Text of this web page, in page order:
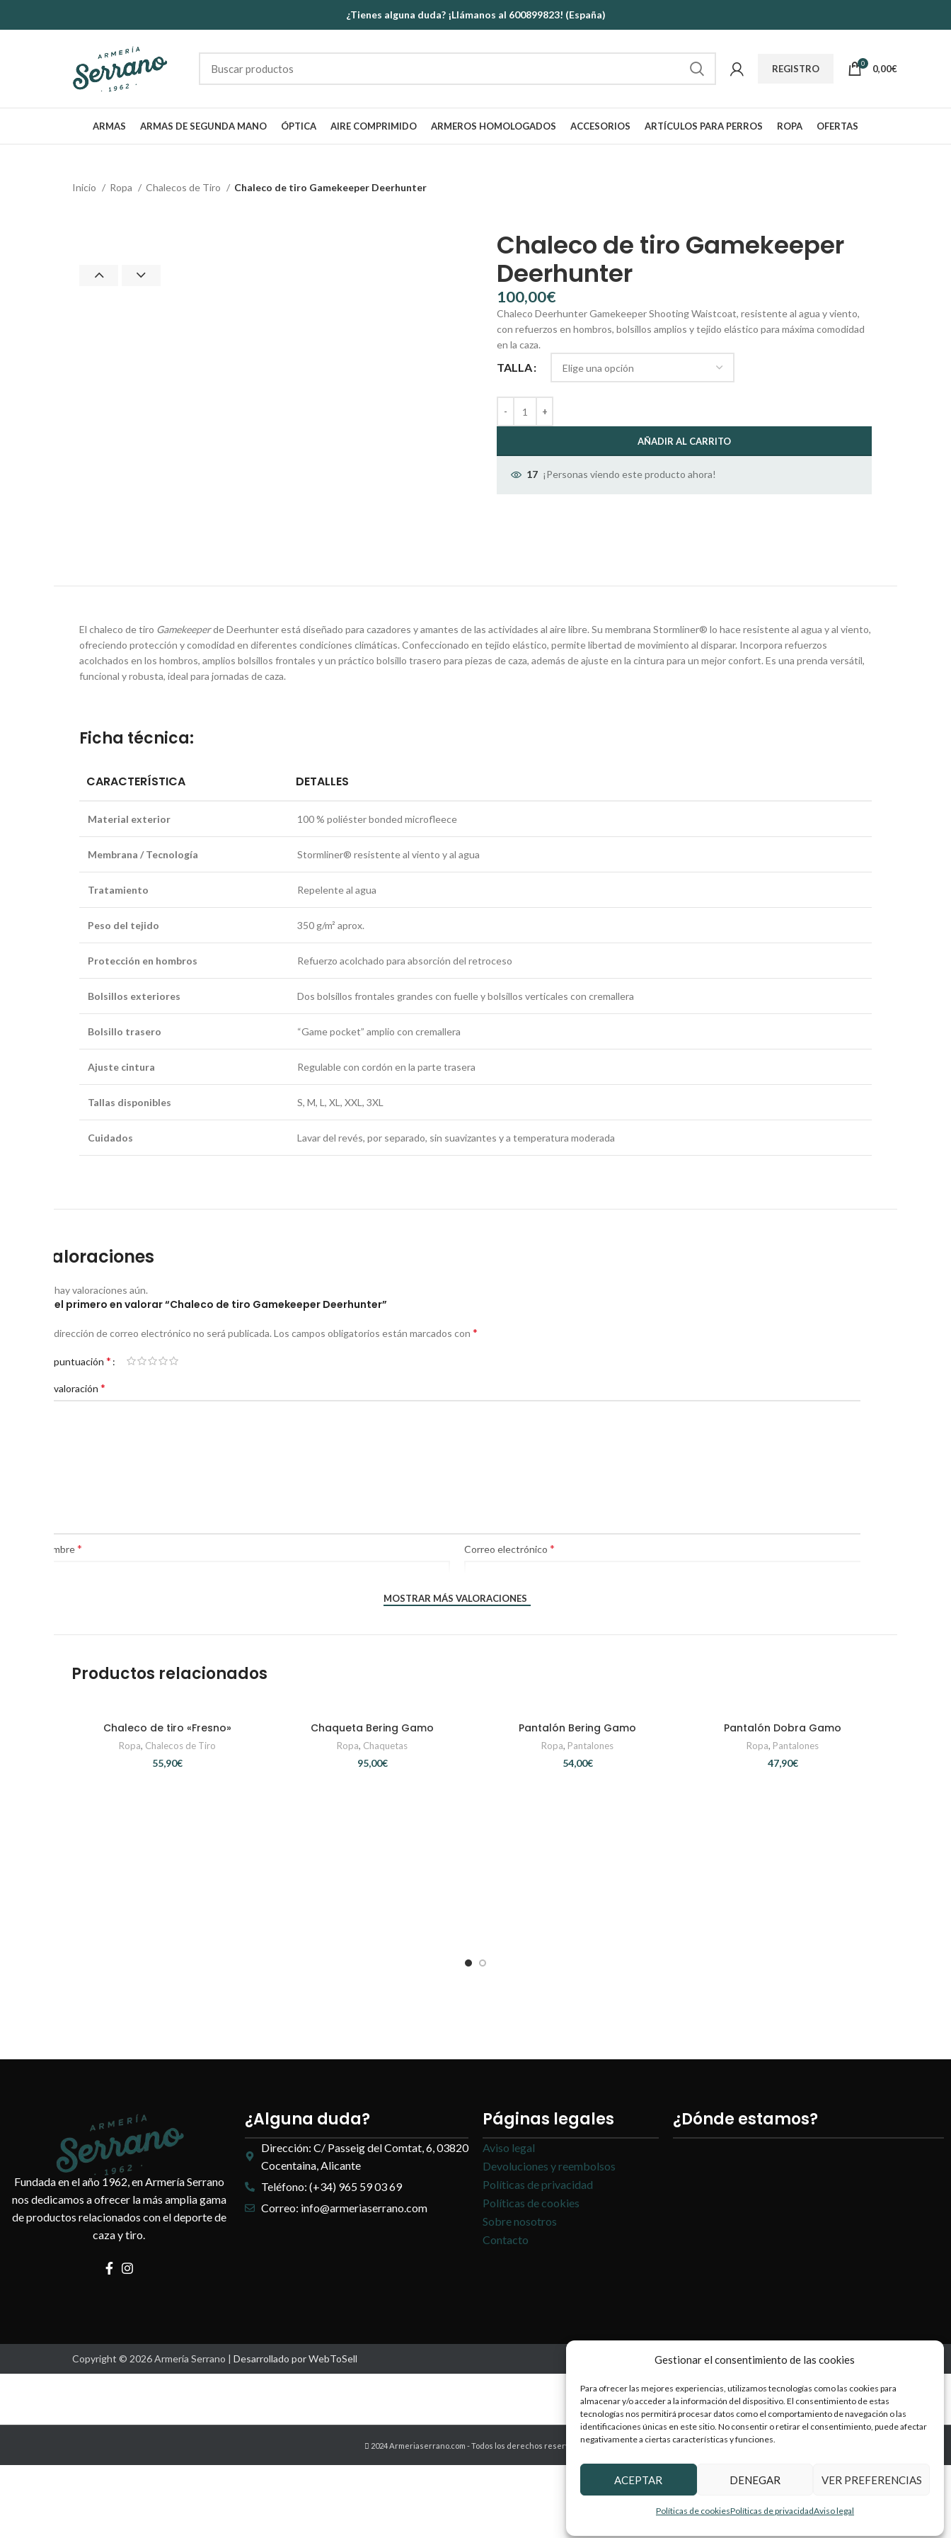
Gestionar el consentimiento de las cookies
Para ofrecer las mejores experiencias, utilizamos tecnologías como las cookies para
almacenar y/o acceder a la información del dispositivo. El consentimiento de estas
tecnologías nos permitirá procesar datos como el comportamiento de navegación o las
identificaciones únicas en este sitio. No consentir o retirar el consentimiento, puede afectar
negativamente a ciertas características y funciones.
ACEPTAR DENEGAR VER PREFERENCIAS
Políticas de cookiesPolíticas de privacidadAviso legal
¿Tienes alguna duda? ¡Llámanos al 600899823! (España)
REGISTRO 0 0,00€
ARMAS ARMAS DE SEGUNDA MANO ÓPTICA AIRE COMPRIMIDO ARMEROS HOMOLOGADOS ACCESORIOS ARTÍCULOS PARA PERROS ROPA OFERTAS
Inicio Ropa Chalecos de Tiro Chaleco de tiro Gamekeeper Deerhunter
Chaleco de tiro Gamekeeper
Deerhunter
€
Chaleco Deerhunter Gamekeeper Shooting Waistcoat, resistente al agua y viento,
con refuerzos en hombros, bolsillos amplios y tejido elástico para máxima comodidad
en la caza.
TALLA
AÑADIR AL CARRITO
17 ¡Personas viendo este producto ahora!
El chaleco de tiro Gamekeeperde Deerhunter está diseñado para cazadores y amantes de las actividades al aire libre. Su membrana Stormliner® lo hace resistente al agua y al viento,
ofreciendo protección y comodidad en diferentes condiciones climáticas. Confeccionado en tejido elástico, permite libertad de movimiento al disparar. Incorpora refuerzos
acolchados en los hombros, amplios bolsillos frontales y un práctico bolsillo trasero para piezas de caza, además de ajuste en la cintura para un mejor confort. Es una prenda versátil,
funcional y robusta, ideal para jornadas de caza.
Ficha técnica:
CARACTERÍSTICA DETALLES
Material exterior 100 % poliéster bonded microfleece
Membrana / Tecnología Stormliner® resistente al viento y al agua
Tratamiento Repelente al agua
Peso del tejido 350 g/m² aprox.
Protección en hombros Refuerzo acolchado para absorción del retroceso
Bolsillos exteriores Dos bolsillos frontales grandes con fuelle y bolsillos verticales con cremallera
Bolsillo trasero “Game pocket” amplio con cremallera
Ajuste cintura Regulable con cordón en la parte trasera
Tallas disponibles S, M, L, XL, XXL, 3XL
Cuidados Lavar del revés, por separado, sin suavizantes y a temperatura moderada
Valoraciones
No hay valoraciones aún.
Sé el primero en valorar “Chaleco de tiro Gamekeeper Deerhunter”
Tu dirección de correo electrónico no será publicada. Los campos obligatorios están marcados con *
Tu puntuación *
Tu valoración *
Nombre* Correo electrónico *
MOSTRAR MÁS VALORACIONES
Productos relacionados
SELECCIONAR OPCIONES
Chaleco de tiro «Fresno»
Ropa, Chalecos de Tiro
€
SELECCIONAR OPCIONES
Chaqueta Bering Gamo
Ropa, Chaquetas
€
SELECCIONAR OPCIONES
Pantalón Bering Gamo
Ropa, Pantalones
€
SELECCIONAR OPCIONES
Pantalón Dobra Gamo
Ropa, Pantalones
€
Fundada en el año 1962, en Armería Serrano
nos dedicamos a ofrecer la más amplia gama
de productos relacionados con el deporte de
caza y tiro.
¿Alguna duda?
Dirección: C/ Passeig del Comtat, 6, 03820
Cocentaina, Alicante
Teléfono: (+34) 965 59 03 69
Correo: info@armeriaserrano.com
Páginas legales
Aviso legal
Devoluciones y reembolsos
Políticas de privacidad
Políticas de cookies
Sobre nosotros
Contacto
¿Dónde estamos?
Copyright © 2026 Armería Serrano | Desarrollado por WebToSell
2024 Armeriaserrano.com - Todos los derechos reservados